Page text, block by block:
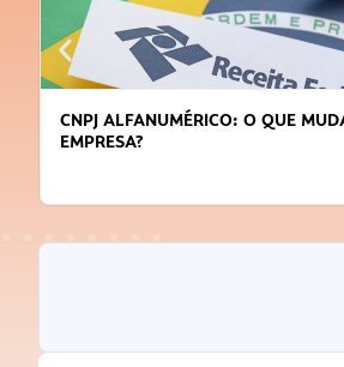
CNPJ ALFANUMÉRICO: O QUE
EMPRESA?